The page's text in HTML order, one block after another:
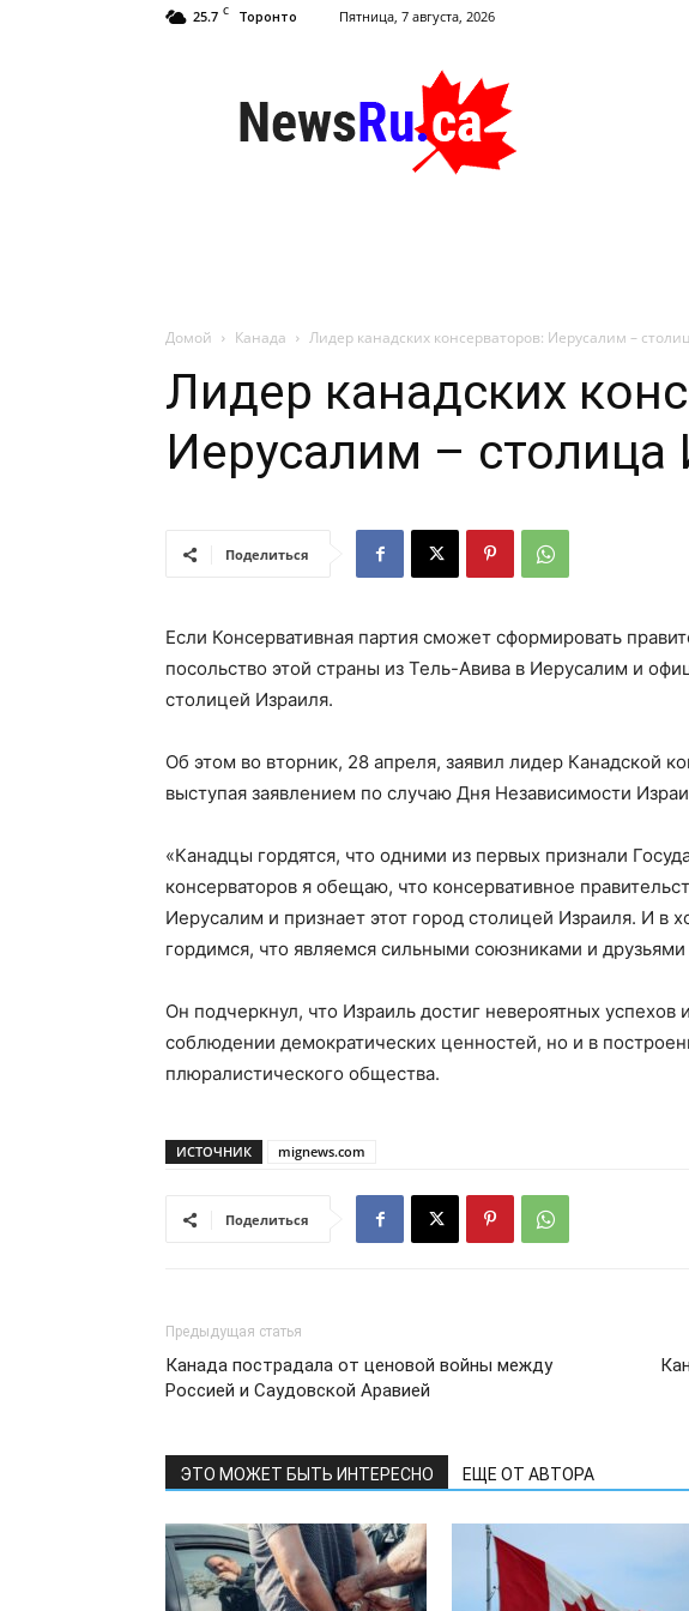
25.7 C Торонто Пятница, 7 августа, 2026
NewsRu.Ca
Домой Канада Лидер канадских консерваторов: Иерусалим –
Лидер канадских
Иерусалим – столица
Поделиться
Если Консервативная партия сможет сформировать
посольство этой страны из Тель-Авива в Иерусалим и
столицей Израиля.
Об этом во вторник, 28 апреля, заявил лидер Канадской
выступая заявлением по случаю Дня Независимости
«Канадцы гордятся, что одними из первых признали
консерваторов я обещаю, что консервативное
Иерусалим и признает этот город столицей Израиля. И в
гордимся, что являемся сильными союзниками и
Он подчеркнул, что Израиль достиг невероятных успехов
соблюдении демократических ценностей, но и в
плюралистического общества.
ИСТОЧНИК mignews.com
Поделиться
Предыдущая статья
Канада пострадала от ценовой войны между
Россией и Саудовской Аравией
ЭТО МОЖЕТ БЫТЬ ИНТЕРЕСНО ЕЩЕ ОТ АВТОРА